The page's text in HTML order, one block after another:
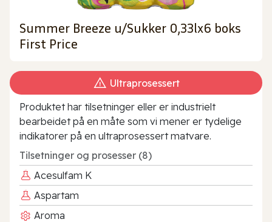
Summer Breeze u/Sukker 0,33lx6 boks
First Price
Ultraprosessert
Produktet har tilsetninger eller er industrielt
bearbeidet på en måte som vi mener er tydelige
indikatorer på en ultraprosessert matvare.
Tilsetninger og prosesser (8)
Acesulfam K
Aspartam
Aroma